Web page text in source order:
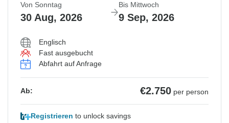
Von Sonntag
30 Aug, 2026
Bis Mittwoch
9 Sep, 2026
Englisch
Fast ausgebucht
Abfahrt auf Anfrage
Ab: €2.750 per person
Registrieren to unlock savings